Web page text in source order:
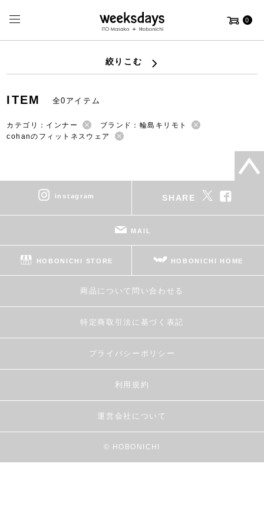
0
絞りこむ
ITEM 全0アイテム
カテゴリ：インナー
ブランド：輪島キリモト
cohanのフィットネスウェア
instagram SHARE
MAIL
HOBONICHI STORE HOBONICHI HOME
商品について問い合わせる
特定商取引法に基づく表記
プライバシーポリシー
利用規約
運営会社について
© HOBONICHI